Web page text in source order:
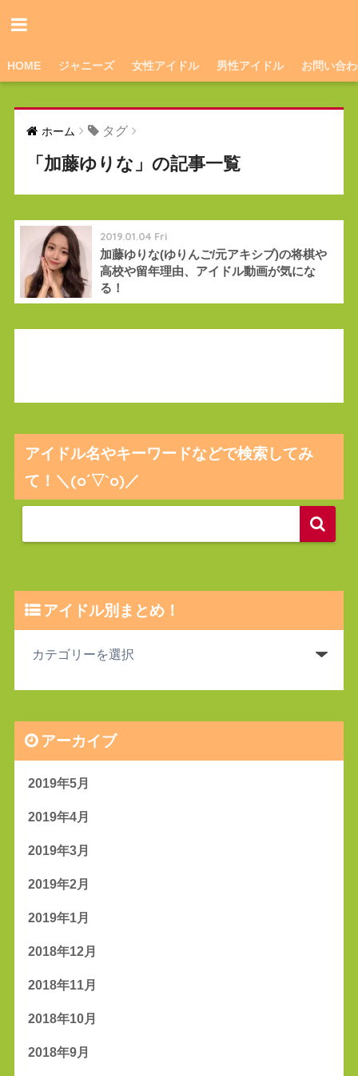
HOME ジャニーズ 女性アイドル 男性アイドル お問い合
ホーム タグ
「加藤ゆりな」の記事一覧
2019.01.04 Fri
加藤ゆりな(ゆりんご/元アキシブ)の将棋や
高校や留年理由、アイドル動画が気にな
る！
アイドル名やキーワードなどで検索してみ
て！＼(o´▽`o)／
アイドル別まとめ！
アーカイブ
2019年5月
2019年4月
2019年3月
2019年2月
2019年1月
2018年12月
2018年11月
2018年10月
2018年9月